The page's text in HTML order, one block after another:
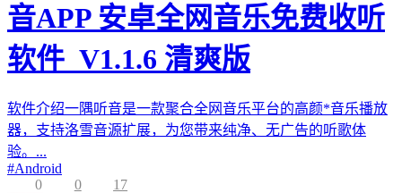
音APP 安卓全网音乐免费收听
软件_V1.1.6 清爽版
软件介绍一隅听音是一款聚合全网音乐平台的高颜*音乐播放
器，支持洛雪音源扩展，为您带来纯净、无广告的听歌体
验。...
#Android
0
0 17